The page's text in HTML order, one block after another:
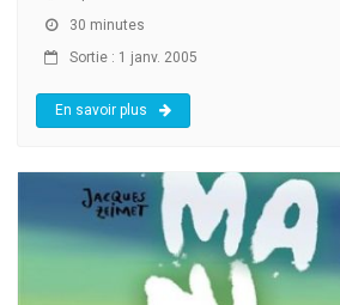
30 minutes
Sortie : 1 janv. 2005
En savoir plus